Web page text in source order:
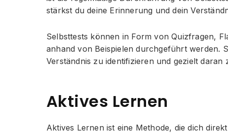
stärkst du deine Erinnerung und dein
Selbsttests können in Form von Quizfragen,
anhand von Beispielen durchgeführt werden.
Verständnis zu identifizieren und gezielt daran
Aktives Lernen
Aktives Lernen ist eine Methode, die dich